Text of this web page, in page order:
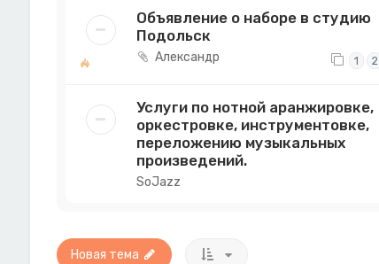
Объявление о наборе в студию
Подольск
Александр 1 2
Услуги по нотной аранжировке,
оркестровке, инструментовке,
переложению музыкальных
произведений.
SoJazz
Новая тема